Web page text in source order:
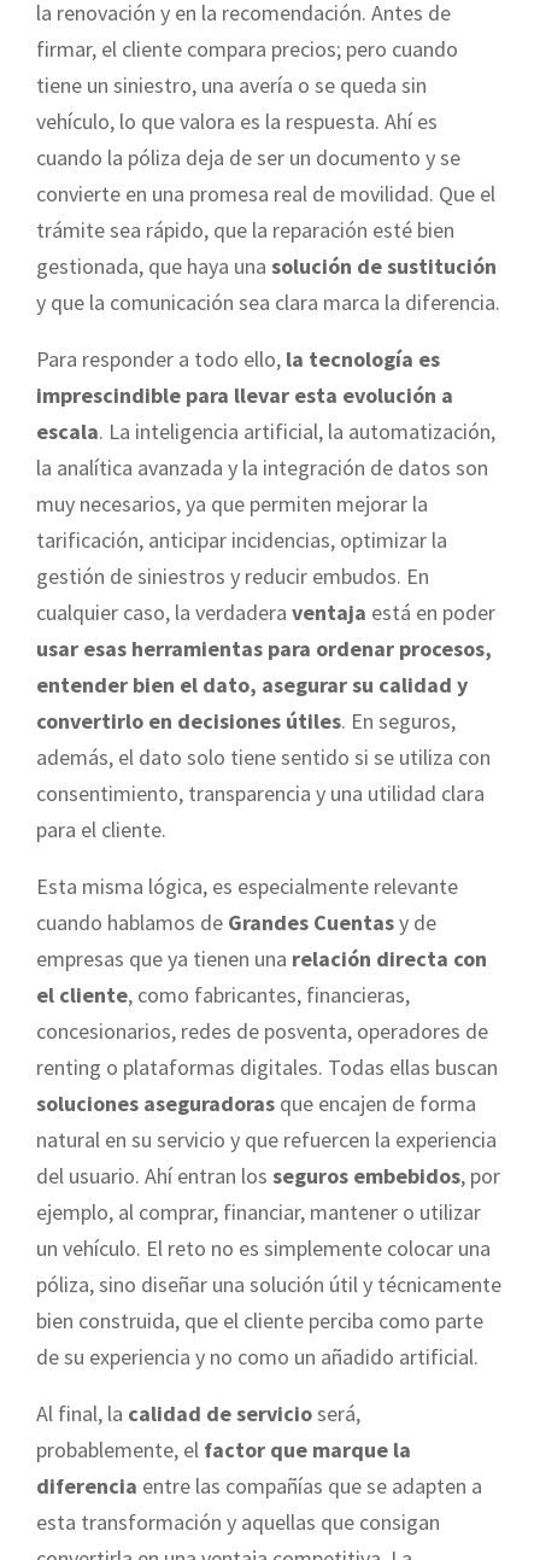
la renovación y en la recomendación. Antes de
firmar, el cliente compara precios; pero cuando
tiene un siniestro, una avería o se queda sin
vehículo, lo que valora es la respuesta. Ahí es
cuando la póliza deja de ser un documento y se
convierte en una promesa real de movilidad. Que el
trámite sea rápido, que la reparación esté bien
gestionada, que haya una solución de sustitución
y que la comunicación sea clara marca la diferencia.
Para responder a todo ello, la tecnología es
imprescindible para llevar esta evolución a
escala. La inteligencia artificial, la automatización,
la analítica avanzada y la integración de datos son
muy necesarios, ya que permiten mejorar la
tarificación, anticipar incidencias, optimizar la
gestión de siniestros y reducir embudos. En
cualquier caso, la verdadera ventaja está en poder
usar esas herramientas para ordenar procesos,
entender bien el dato, asegurar su calidad y
convertirlo en decisiones útiles. En seguros,
además, el dato solo tiene sentido si se utiliza con
consentimiento, transparencia y una utilidad clara
para el cliente.
Esta misma lógica, es especialmente relevante
cuando hablamos de Grandes Cuentasy de
empresas que ya tienen una relación directa con
el cliente, como fabricantes, financieras,
concesionarios, redes de posventa, operadores de
renting o plataformas digitales. Todas ellas buscan
soluciones aseguradoras que encajen de forma
natural en su servicio y que refuercen la experiencia
del usuario. Ahí entran los seguros embebidos, por
ejemplo, al comprar, financiar, mantener o utilizar
un vehículo. El reto no es simplemente colocar una
póliza, sino diseñar una solución útil y técnicamente
bien construida, que el cliente perciba como parte
de su experiencia y no como un añadido artificial.
Al final, la calidad de servicioserá,
probablemente, el factor que marque la
diferencia entre las compañías que se adapten a
esta transformación y aquellas que consigan